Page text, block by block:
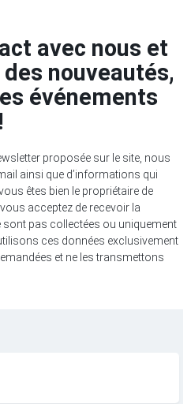
avec nous et
nouveautés,
événements
proposée sur le site, nous
ainsi que d’informations qui
êtes bien le propriétaire de
acceptez de recevoir la
sont pas collectées ou uniquement
ces données exclusivement
et ne les transmettons